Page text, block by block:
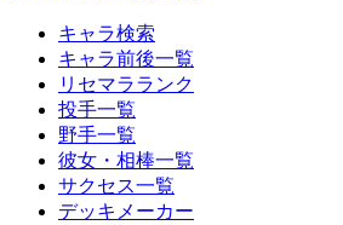
キャラ検索
キャラ前後一覧
リセマラランク
投手一覧
野手一覧
彼女・相棒一覧
サクセス一覧
デッキメーカー